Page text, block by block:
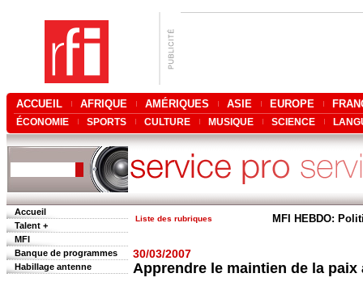
ACCUEIL AFRIQUE AMÉRIQUES ASIE EUROPE
ÉCONOMIE SPORTS CULTURE MUSIQUE SCIENCE
Accueil
Talent +
MFI
Banque de programmes
Habillage antenne
Liste des rubriques MFI HEBDO:
30/03/2007
Apprendre le maintien de la paix